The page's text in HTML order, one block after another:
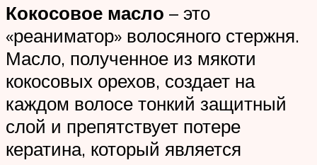
Кокосовое масло – это
«реаниматор» волосяного стержня.
Масло, полученное из мякоти
кокосовых орехов, создает на
каждом волосе тонкий защитный
слой и препятствует потере
кератина, который является